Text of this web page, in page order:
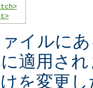
イルに
適用さ
を変更